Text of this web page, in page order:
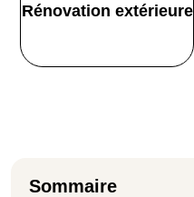
Rénovation extérieure
Sommaire